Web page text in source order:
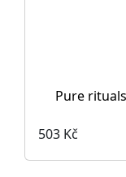
Pure
503 Kč